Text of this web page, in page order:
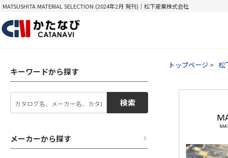
MATSUSHITA MATERIAL SELECTION (2024年2月 発刊)｜松下産業株式会社
キーワードから探す
検索
メーカーから探す
トップページ 松